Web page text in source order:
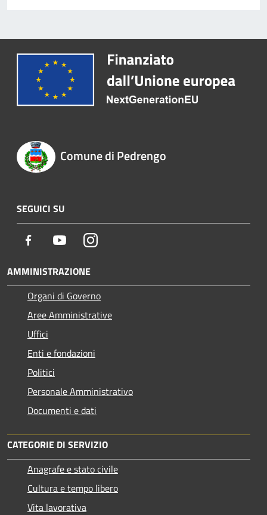
Comune di Pedrengo
SEGUICI SU
Facebook YoutubeInstagram
AMMINISTRAZIONE
Organi di Governo
Aree Amministrative
Uffici
Enti e fondazioni
Politici
Personale Amministrativo
Documenti e dati
CATEGORIE DI SERVIZIO
Anagrafe e stato civile
Cultura e tempo libero
Vita lavorativa